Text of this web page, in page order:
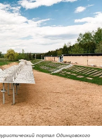
портал Одинцовского